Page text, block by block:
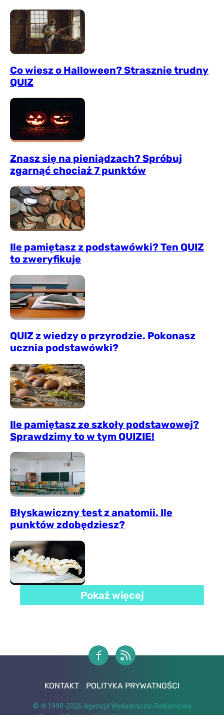
Co wiesz o Halloween? Strasznie trudny
QUIZ
Znasz się na pieniądzach? Spróbuj
zgarnąć chociaż 7 punktów
Ile pamiętasz z podstawówki? Ten QUIZ
to zweryfikuje
QUIZ z wiedzy o przyrodzie. Pokonasz
ucznia podstawówki?
Ile pamiętasz ze szkoły podstawowej?
Sprawdzimy to w tym QUIZIE!
Błyskawiczny test z anatomii. Ile
punktów zdobędziesz?
Pokaż więcej
KONTAKT POLITYKA PRYWATNOŚCI
© ℗ 1998-2026 Agencja Wydawniczo-Reklamowa